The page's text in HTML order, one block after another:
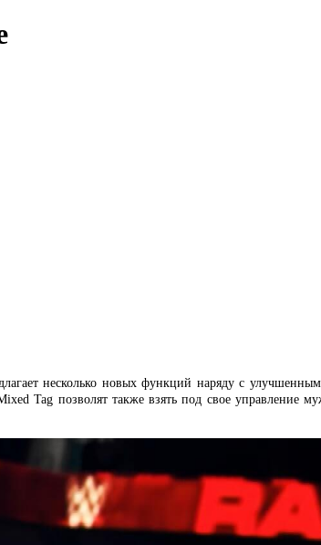
несколько новых функций наряду с
Tag позволят также взять под свое управление